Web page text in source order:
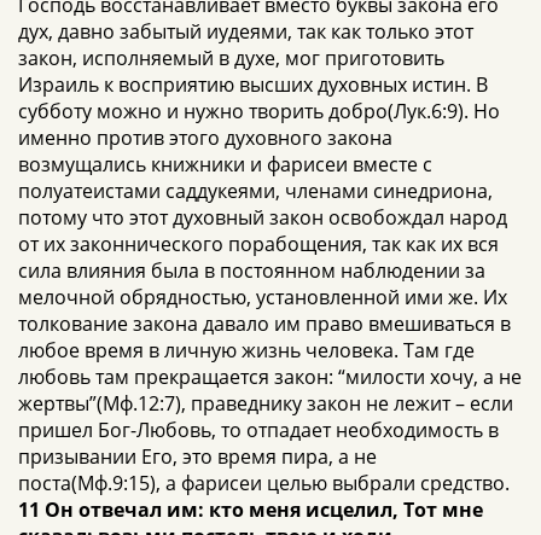
дух, давно забытый иудеями, так как только этот
закон, исполняемый в духе, мог приготовить
Израиль к восприятию высших духовных истин. В
субботу можно и нужно творить добро(Лук.6:9). Но
именно против этого духовного закона
возмущались книжники и фарисеи вместе с
полуатеистами саддукеями, членами синедриона,
потому что этот духовный закон освобождал народ
от их законнического порабощения, так как их вся
сила влияния была в постоянном наблюдении за
мелочной обрядностью, установленной ими же. Их
толкование закона давало им право вмешиваться в
любое время в личную жизнь человека. Там где
любовь там прекращается закон: “милости хочу, а не
жертвы”(Мф.12:7), праведнику закон не лежит – если
пришел Бог-Любовь, то отпадает необходимость в
призывании Его, это время пира, а не
поста(Мф.9:15), а фарисеи целью выбрали средство.
11 Он отвечал им: кто меня исцелил, Тот мне